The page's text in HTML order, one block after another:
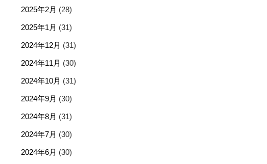
2025年2月 (28)
2025年1月 (31)
2024年12月 (31)
2024年11月 (30)
2024年10月 (31)
2024年9月 (30)
2024年8月 (31)
2024年7月 (30)
2024年6月 (30)